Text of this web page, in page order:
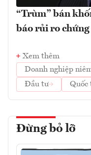
“Trùm” bán
báo rủi ro
Xem thêm
Doanh nghiệp
Đầu tư
Quốc
Đừng bỏ lỡ